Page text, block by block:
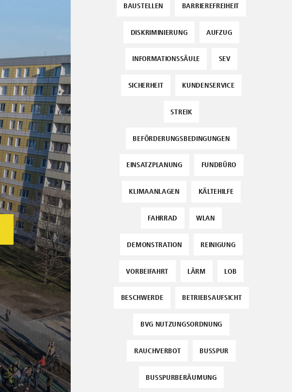
BAUSTELLEN BARRIEREFREIHEIT
DISKRIMINIERUNG AUFZUG
INFORMATIONSSÄULE SEV
SICHERHEIT KUNDENSERVICE
STREIK
BEFÖRDERUNGSBEDINGUNGEN
EINSATZPLANUNG FUNDBÜRO
KLIMAANLAGEN KÄLTEHILFE
FAHRRAD WLAN
DEMONSTRATION REINIGUNG
VORBEIFAHRT LÄRM LOB
BESCHWERDE BETRIEBSAUFSICHT
BVG NUTZUNGSORDNUNG
RAUCHVERBOT BUSSPUR
BUSSPURBERÄUMUNG